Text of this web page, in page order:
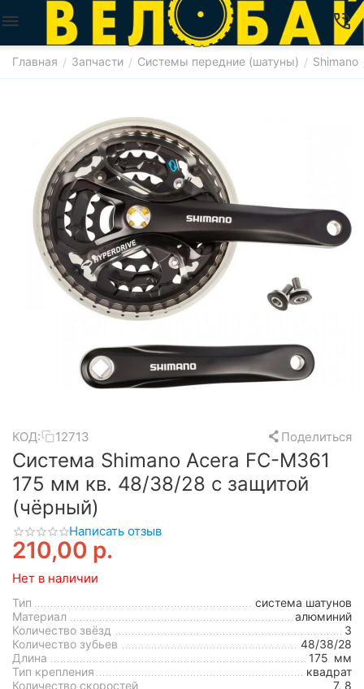
Главная / Запчасти / Системы передние (шатуны) / Shimano
КОД: 12713 Поделиться
Система Shimano Acera FC-M361
175 мм кв. 48/38/28 с защитой
(чёрный)
Написать отзыв
210,00 р.
Нет в наличии
Тип
система шатунов
Материал
алюминий
Количество звёзд
3
Количество зубьев
48/38/28
Длина
175 мм
Тип крепления
квадрат
Количество скоростей
7, 8